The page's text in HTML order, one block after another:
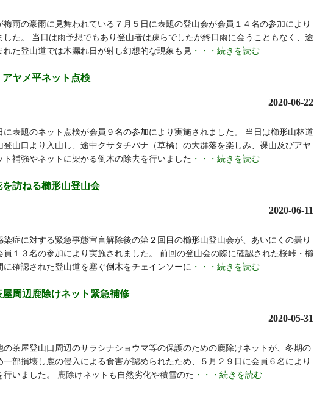
梅雨の豪雨に見舞われている７月５日に表題の登山会が会員１４名の参加により
した。 当日は雨予想でもあり登山者は疎らでしたが終日雨に会うこともなく、途
れた登山道では木漏れ日が射し幻想的な現象も見 ・・・続きを読む
アヤメ平ネット点検
2020-06-22
に表題のネット点検が会員９名の参加により実施されました。 当日は櫛形山林道
登山口より入山し、途中クサタチバナ（草橘）の大群落を楽しみ、裸山及びアヤ
ト補強やネットに架かる倒木の除去を行いました ・・・続きを読む
を訪ねる櫛形山登山会
2020-06-11
染症に対する緊急事態宣言解除後の第２回目の櫛形山登山会が、あいにくの曇り
員１３名の参加により実施されました。 前回の登山会の際に確認された桜峠・櫛
に確認された登山道を塞ぐ倒木をチェインソーに ・・・続きを読む
屋周辺鹿除けネット緊急補修
2020-05-31
の茶屋登山口周辺のサラシナショウマ等の保護のための鹿除けネットが、冬期の
一部損壊し鹿の侵入による食害が認められたため、５月２９日に会員６名により
行いました。 鹿除けネットも自然劣化や積雪のた ・・・続きを読む